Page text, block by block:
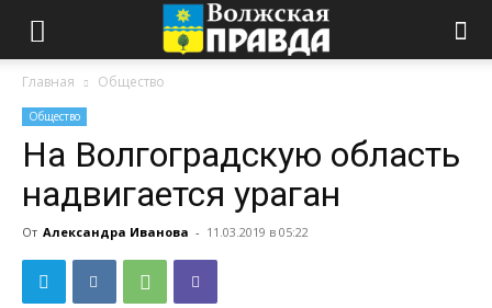
Главная Общество
Общество
На Волгоградскую область
надвигается ураган
От Александра Иванова - 11.03.2019 в 05:22